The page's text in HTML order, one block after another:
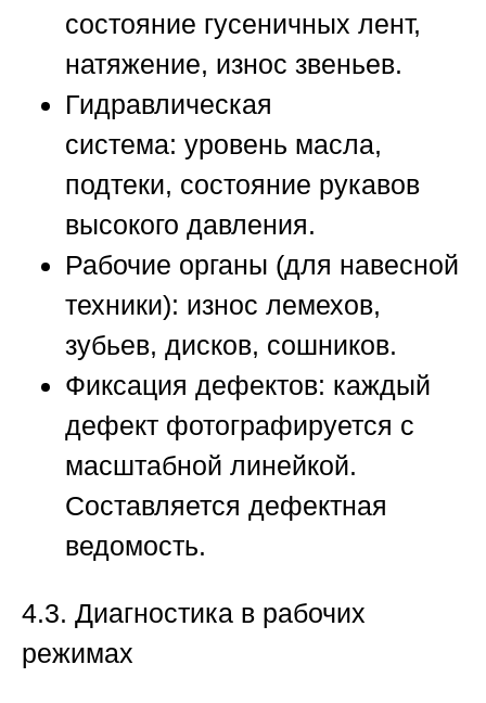
состояние гусеничных лент,
натяжение, износ звеньев.
Гидравлическая
система: уровень масла,
подтеки, состояние рукавов
высокого давления.
Рабочие органы (для навесной
техники): износ лемехов,
зубьев, дисков, сошников.
Фиксация дефектов: каждый
дефект фотографируется с
масштабной линейкой.
Составляется дефектная
ведомость.
4.3. Диагностика в рабочих
режимах